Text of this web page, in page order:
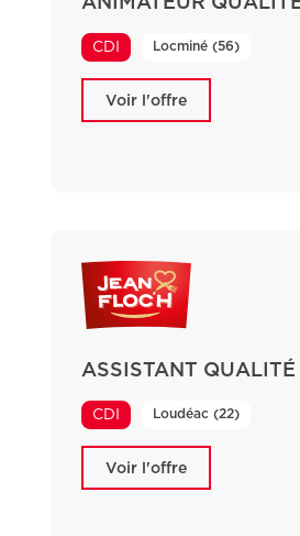
CDI Locminé (56)
Voir l'offre
ASSISTANT
CDI Loudéac (22)
Voir l'offre